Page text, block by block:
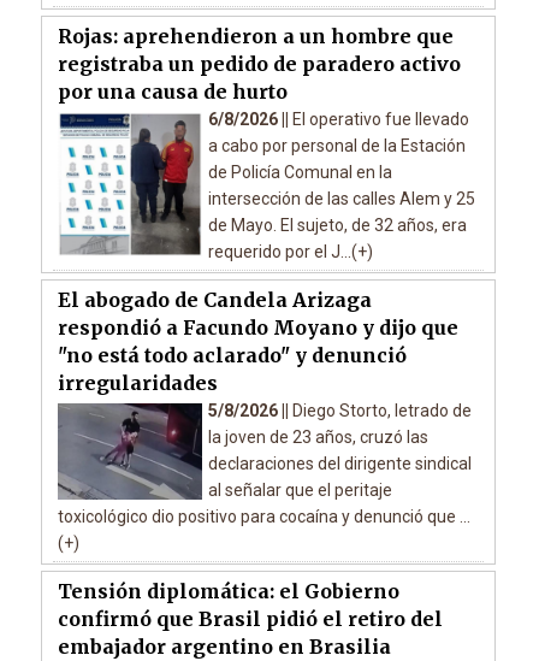
Rojas: aprehendieron a un hombre que
registraba un pedido de paradero activo
por una causa de hurto
6/8/2026 ||
El operativo fue llevado
a cabo por personal de la Estación
de Policía Comunal en la
intersección de las calles Alem y 25
de Mayo. El sujeto, de 32 años, era
requerido por el J...(+)
El abogado de Candela Arizaga
respondió a Facundo Moyano y dijo que
"no está todo aclarado" y denunció
irregularidades
5/8/2026 ||
Diego Storto, letrado de
la joven de 23 años, cruzó las
declaraciones del dirigente sindical
al señalar que el peritaje
toxicológico dio positivo para cocaína y denunció que ...
(+)
Tensión diplomática: el Gobierno
confirmó que Brasil pidió el retiro del
embajador argentino en Brasilia